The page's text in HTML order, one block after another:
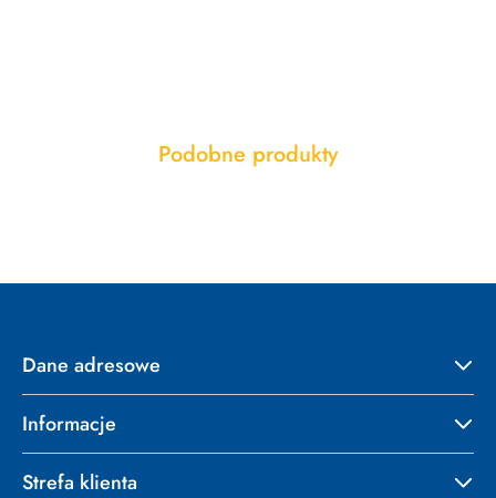
Pomiń karuzelę produktów
Produkty
Podobne produkty
Dane adresowe
Informacje
Strefa klienta